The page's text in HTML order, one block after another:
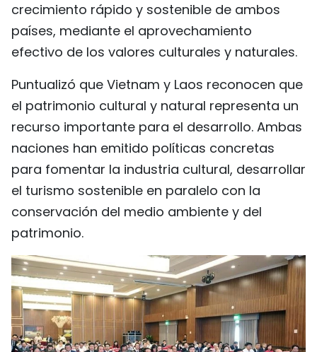
crecimiento rápido y sostenible de ambos
países, mediante el aprovechamiento
efectivo de los valores culturales y naturales.
Puntualizó que Vietnam y Laos reconocen que
el patrimonio cultural y natural representa un
recurso importante para el desarrollo. Ambas
naciones han emitido políticas concretas
para fomentar la industria cultural, desarrollar
el turismo sostenible en paralelo con la
conservación del medio ambiente y del
patrimonio.